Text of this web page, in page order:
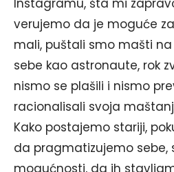
Instagramu, šta mi
verujemo da je moguće
mali, puštali smo mašti
sebe kao astronaute, rok
nismo se plašili i nismo
racionalisali svoja
Kako postajemo stariji,
da pragmatizujemo sebe,